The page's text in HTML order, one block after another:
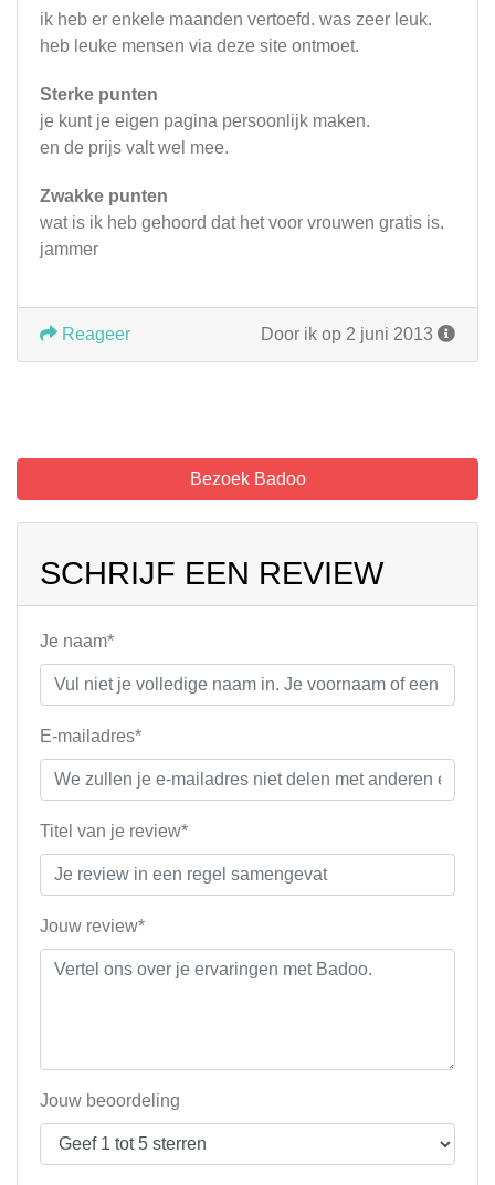
ik heb er enkele maanden vertoefd. was zeer leuk.
heb leuke mensen via deze site ontmoet.
Sterke punten
je kunt je eigen pagina persoonlijk maken.
en de prijs valt wel mee.
Zwakke punten
wat is ik heb gehoord dat het voor vrouwen gratis is.
jammer
Door ik op 2 juni 2013
Reageer
Bezoek Badoo
SCHRIJF EEN REVIEW
Je naam*
E-mailadres*
Titel van je review*
Jouw review*
Jouw beoordeling